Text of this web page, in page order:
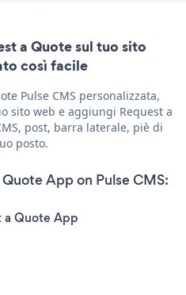
a Quote sul tuo sito
così facile
Pulse CMS personalizzata,
sito web e aggiungi Request a
post, barra laterale, piè di
posto.
App on Pulse CMS:
a Quote App